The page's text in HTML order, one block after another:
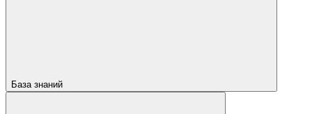
База знаний